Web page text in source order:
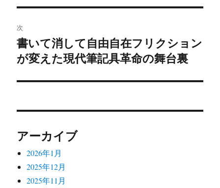
ゲ
ー
シ
次
次
の
稿:
書いて消して自由自在フリクション
が変えた現代筆記具革命の舞台裏
アーカイブ
2026年1月
2025年12月
2025年11月